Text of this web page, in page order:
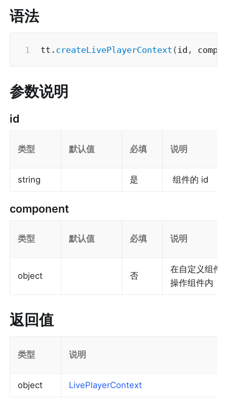
语法
tt . createLivePlayerContext ( id ,
参数说明
id
类型 默认值 必填 说明
string 是 组件的 id
component
类型 默认值 必填 说明
object 否
在自定义组件
操作组件内
返回值
类型 说明
object LivePlayerContext